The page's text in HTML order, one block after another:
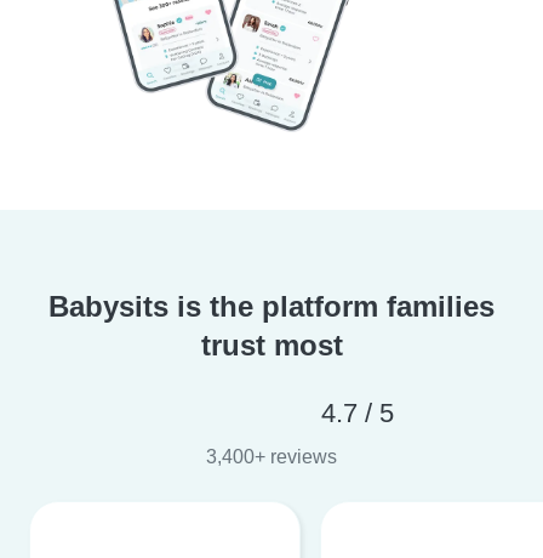
Babysits is the platform families
trust most
4.7 / 5
3,400+ reviews